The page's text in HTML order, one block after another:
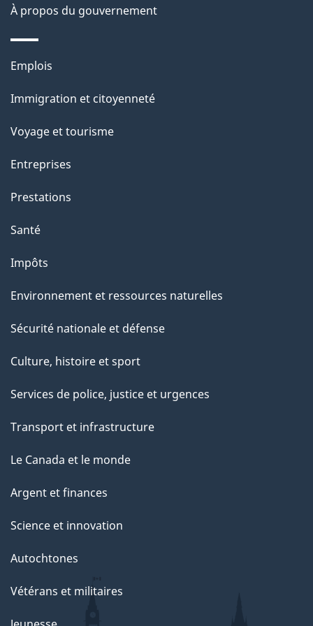
s
u
r
e
t
e
p
g
e
À propos du gouvernement
Thèmes
sujets
Emplois
Immigration et citoyenneté
Voyage et tourisme
Entreprises
Prestations
Santé
Impôts
Environnement et ressources naturelles
Sécurité nationale et défense
Culture, histoire et sport
Services de police, justice et urgences
Transport et infrastructure
Le Canada et le monde
Argent et finances
Science et innovation
Autochtones
Vétérans et militaires